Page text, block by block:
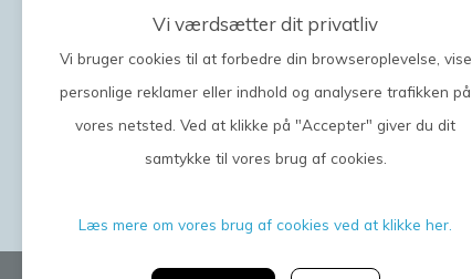
Vi værdsætter dit privatliv
Vi bruger cookies til at forbedre din browseroplevelse, vise
personlige reklamer eller indhold og analysere trafikken på
vores netsted. Ved at klikke på "Accepter" giver du dit
samtykke til vores brug af cookies.
Læs mere om vores brug af cookies ved at klikke her.